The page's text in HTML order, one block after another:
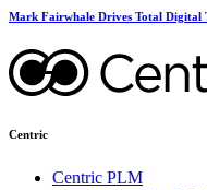
Mark Fairwhale Drives Total
Centric
Centric PLM